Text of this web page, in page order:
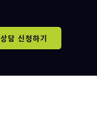
상담 신청하기